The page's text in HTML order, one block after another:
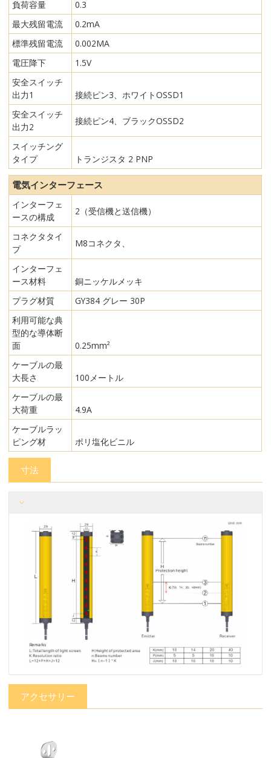
負荷容量
0.3
最大残留電流
0.2mA
標準残留電流
0.002MA
電圧降下
1.5V
安全スイッチ
出力1
接続ピン3、ホワイトOSSD1
安全スイッチ
出力2
接続ピン4、ブラックOSSD2
スイッチング
タイプ
トランジスタ 2 PNP
電気インターフェース
インターフェ
ースの構成
2（受信機と送信機）
コネクタタイ
プ
M8コネクタ、
インターフェ
ース材料
銅ニッケルメッキ
プラグ材質
GY384 グレー 30P
利用可能な典
型的な導体断
面
0.25mm²
ケーブルの最
大長さ
100メートル
ケーブルの最
大荷重
4.9A
ケーブルラッ
ピング材
ポリ塩化ビニル
寸法
アクセサリー